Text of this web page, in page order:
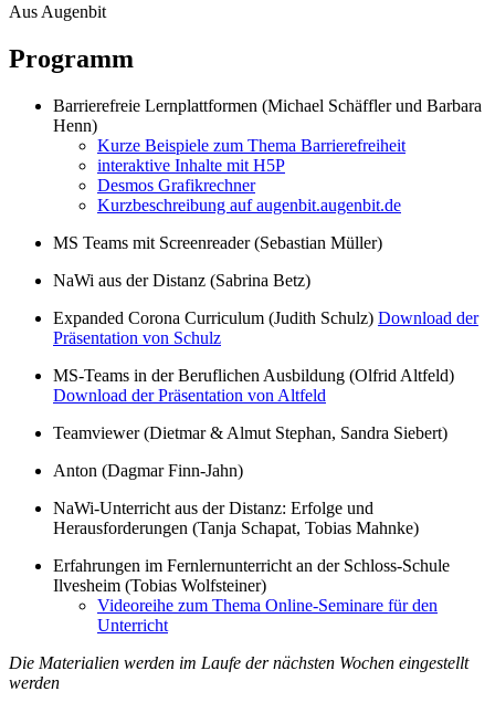
Aus Augenbit
Programm
Barrierefreie Lernplattformen (Michael Schäffler und Barbara
Henn)
Kurze Beispiele zum Thema Barrierefreiheit
interaktive Inhalte mit H5P
Desmos Grafikrechner
Kurzbeschreibung auf augenbit.augenbit.de
MS Teams mit Screenreader (Sebastian Müller)
NaWi aus der Distanz (Sabrina Betz)
Expanded Corona Curriculum (Judith Schulz) Download der
Präsentation von Schulz
MS-Teams in der Beruflichen Ausbildung (Olfrid Altfeld)
Download der Präsentation von Altfeld
Teamviewer (Dietmar & Almut Stephan, Sandra Siebert)
Anton (Dagmar Finn-Jahn)
NaWi-Unterricht aus der Distanz: Erfolge und
Herausforderungen (Tanja Schapat, Tobias Mahnke)
Erfahrungen im Fernlernunterricht an der Schloss-Schule
Ilvesheim (Tobias Wolfsteiner)
Videoreihe zum Thema Online-Seminare für den
Unterricht
Die Materialien werden im Laufe der nächsten Wochen eingestellt
werden